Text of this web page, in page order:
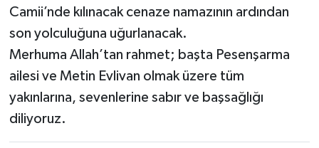
Camii’nde kılınacak cenaze namazının ardından
son yolculuğuna uğurlanacak.
Merhuma Allah’tan rahmet; başta Pesenşarma
ailesi ve Metin Evlivan olmak üzere tüm
yakınlarına, sevenlerine sabır ve başsağlığı
diliyoruz.